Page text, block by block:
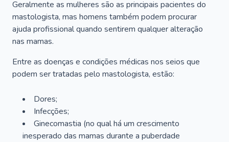
Geralmente as mulheres são as principais pacientes do
mastologista, mas homens também podem procurar
ajuda profissional quando sentirem qualquer alteração
nas mamas.
Entre as doenças e condições médicas nos seios que
podem ser tratadas pelo mastologista, estão:
Dores;
Infecções;
Ginecomastia (no qual há um crescimento
inesperado das mamas durante a puberdade